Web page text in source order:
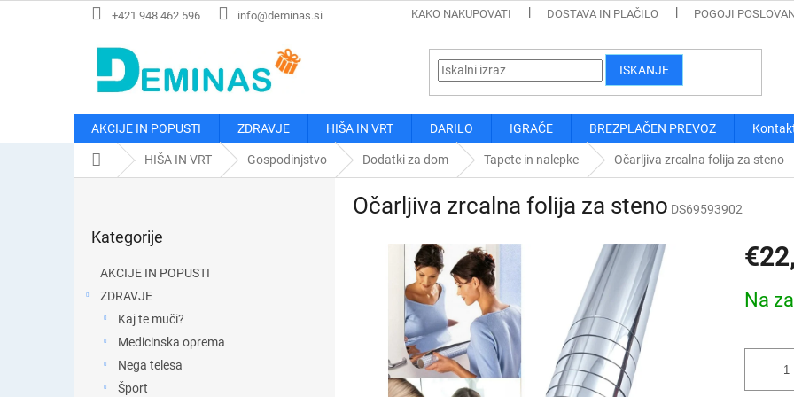
na
+421 948 462 596 info@deminas.si KAKO NAKUPOVATI DOSTAVA IN PLAČILO POGOJI
ISKANJE
AKCIJE IN POPUSTI ZDRAVJE HIŠA IN VRT DARILO IGRAČE BREZPLAČEN PREVOZ
Domača
stran
HIŠA IN VRT Gospodinjstvo Dodatki za dom Tapete in nalepke Očarljiva zrcalna folija za steno
kategorije
Kategorije
AKCIJE IN POPUSTI
ZDRAVJE
Kaj te muči?
Medicinska oprema
Nega telesa
Šport
Očarljiva zrcalna folija za steno DS69593902
mere:
Na